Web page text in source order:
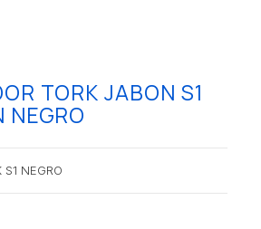
TORK JABON S1
NEGRO
S1 NEGRO